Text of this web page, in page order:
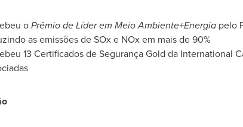
oPrêmio de Líder em Meio Ambiente+Energia pelo
as emissões de SOx e NOx em mais de 90%
13 Certificados de Segurança Gold da International